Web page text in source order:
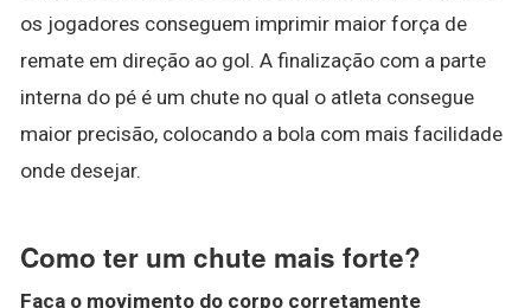
os jogadores conseguem imprimir maior força de
remate em direção ao gol. A finalização com a parte
interna do pé é um chute no qual o atleta consegue
maior precisão, colocando a bola com mais facilidade
onde desejar.
Como ter um chute mais forte?
Faça o movimento do corpo corretamente